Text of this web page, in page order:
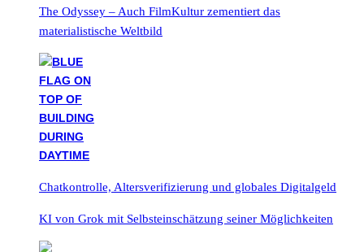
The Odyssey – Auch FilmKultur zementiert das
materialistische Weltbild
Chatkontrolle, Altersverifizierung und globales Digitalgeld
KI von Grok mit Selbsteinschätzung seiner Möglichkeiten